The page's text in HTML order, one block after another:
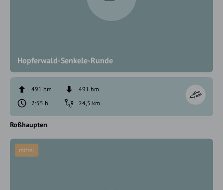
Hopferwald-Senkele-Runde
491 hm
491 hm
2:55 h
24,5 km
Roßhaupten
mittel